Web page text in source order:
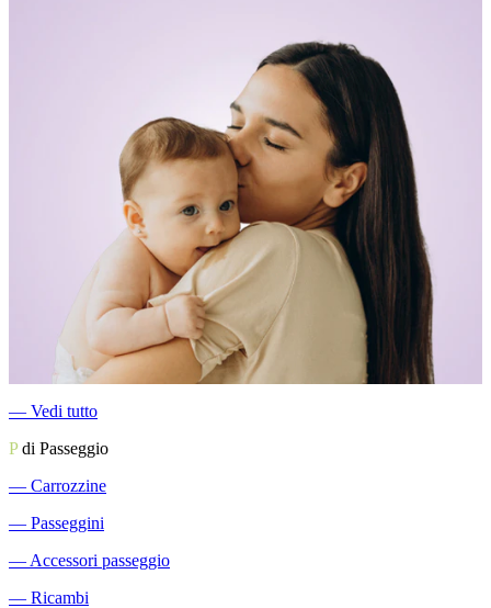
― Vedi tutto
Pdi Passeggio
― Carrozzine
― Passeggini
― Accessori passeggio
― Ricambi